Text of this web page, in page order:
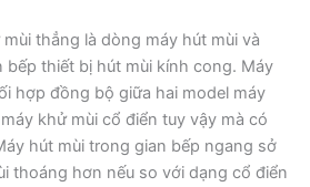
thẳng là dòng máy hút mùi và
bếp thiết bị hút mùi kính cong. Máy
hợp đồng bộ giữa hai model máy
khử mùi cổ điển tuy vậy mà có
hút mùi trong gian bếp ngang sở
thoáng hơn nếu so với dạng cổ điển